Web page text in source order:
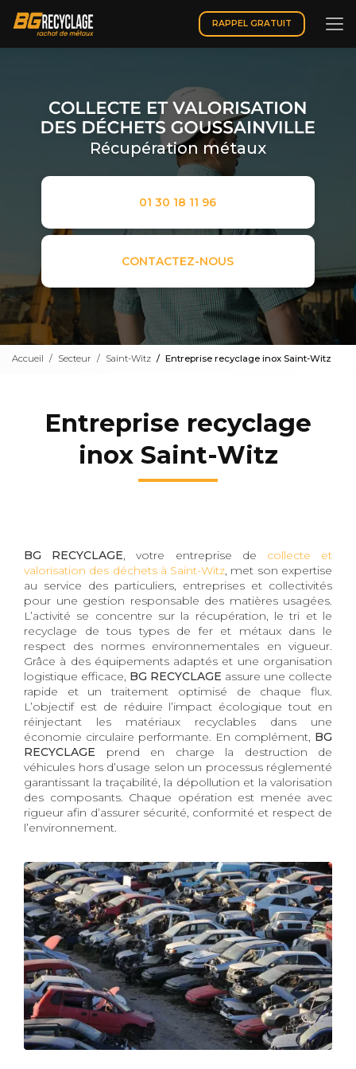
contenu
principal
RAPPEL GRATUIT
Récupération métaux
01 30 18 11 96
CONTACTEZ-NOUS
Accueil Secteur Saint-Witz Entreprise recyclage inox Saint-Witz
Entreprise recyclage
inox Saint-Witz
BG RECYCLAGE, votre entreprise de collecte et
valorisation des déchets à Saint-Witz, met son expertise
au service des particuliers, entreprises et collectivités
pour une gestion responsable des matières usagées.
L’activité se concentre sur la récupération, le tri et le
recyclage de tous types de fer et métaux dans le
respect des normes environnementales en vigueur.
Grâce à des équipements adaptés et une organisation
logistique efficace, BG RECYCLAGE assure une collecte
rapide et un traitement optimisé de chaque flux.
L’objectif est de réduire l’impact écologique tout en
réinjectant les matériaux recyclables dans une
économie circulaire performante. En complément, BG
RECYCLAGE prend en charge la destruction de
véhicules hors d’usage selon un processus réglementé
garantissant la traçabilité, la dépollution et la valorisation
des composants. Chaque opération est menée avec
rigueur afin d’assurer sécurité, conformité et respect de
l’environnement.